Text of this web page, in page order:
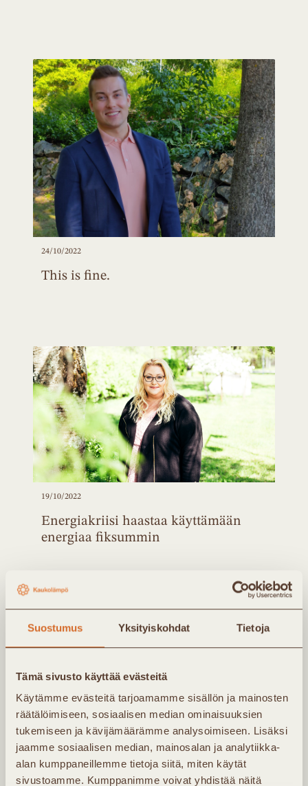
Suostumus Yksityiskohdat Tietoja
Tämä sivusto käyttää evästeitä
Käytämme evästeitä tarjoamamme sisällön ja mainosten
räätälöimiseen, sosiaalisen median ominaisuuksien
tukemiseen ja kävijämäärämme analysoimiseen. Lisäksi
jaamme sosiaalisen median, mainosalan ja analytiikka-
alan kumppaneillemme tietoja siitä, miten käytät
sivustoamme. Kumppanimme voivat yhdistää näitä
24/10/2022
This is fine.
19/10/2022
Energiakriisi haastaa käyttämään
energiaa fiksummin
Mitä voidaan oppia menneistä